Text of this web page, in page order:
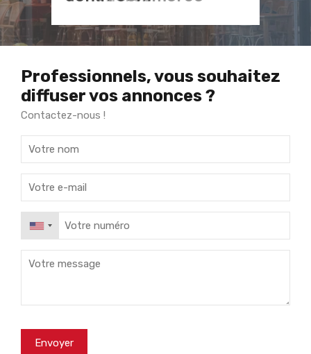
Professionnels, vous souhaitez
diffuser vos annonces ?
Contactez-nous !